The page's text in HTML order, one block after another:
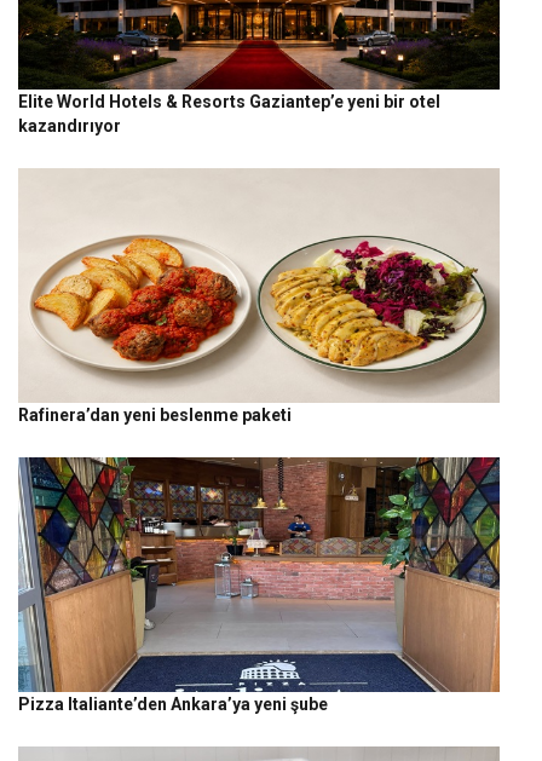
Elite World Hotels & Resorts Gaziantep’e yeni bir otel
kazandırıyor
Rafinera’dan yeni beslenme paketi
Pizza Italiante’den Ankara’ya yeni şube